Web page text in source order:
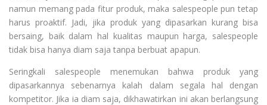
namun memang pada fitur produk, maka salespeople pun tetap
harus proaktif. Jadi, jika produk yang dipasarkan kurang bisa
bersaing, baik dalam hal kualitas maupun harga, salespeople
tidak bisa hanya diam saja tanpa berbuat apapun.
Seringkali salespeople menemukan bahwa produk yang
dipasarkannya sebenarnya kalah dalam segala hal dengan
kompetitor. Jika ia diam saja, dikhawatirkan ini akan berlangsung